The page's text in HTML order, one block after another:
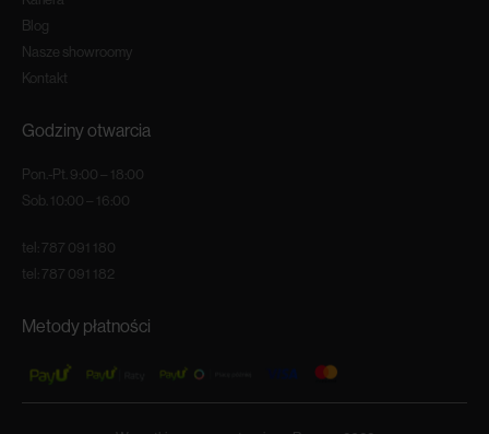
Blog
Nasze showroomy
Kontakt
Godziny otwarcia
Pon.-Pt. 9:00 – 18:00
Sob. 10:00 – 16:00
tel: 787 091 180
tel: 787 091 182
Metody płatności